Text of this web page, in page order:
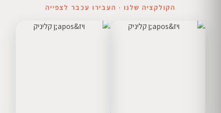
הקולקציה שלנו · העבירו עכבר לצפייה